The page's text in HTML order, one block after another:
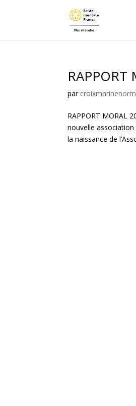
RAPPORT
par
RAPPORT MORAL
nouvelle association
la naissance de